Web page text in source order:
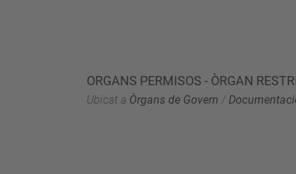
ORGANS PERMISOS - ÒRGAN
Ubicat a Òrgans de Govern /